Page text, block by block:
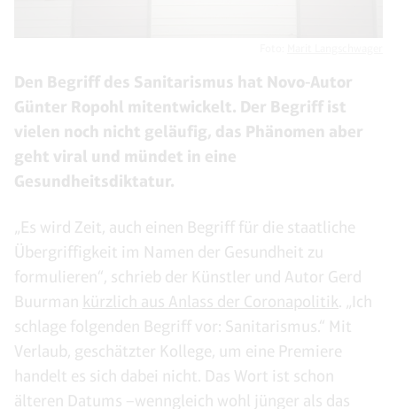
Den Begriff des Sanitarismus hat Novo-Autor
Günter Ropohl mitentwickelt. Der Begriff ist
vielen noch nicht geläufig, das Phänomen aber
geht viral und mündet in eine
Gesundheitsdiktatur.
„Es wird Zeit, auch einen Begriff für die staatliche
Übergriffigkeit im Namen der Gesundheit zu
formulieren“, schrieb der Künstler und Autor Gerd
Buurman kürzlich aus Anlass der Coronapolitik . „Ich
schlage folgenden Begriff vor: Sanitarismus.“ Mit
Verlaub, geschätzter Kollege, um eine Premiere
handelt es sich dabei nicht. Das Wort ist schon
älteren Datums –wenngleich wohl jünger als das